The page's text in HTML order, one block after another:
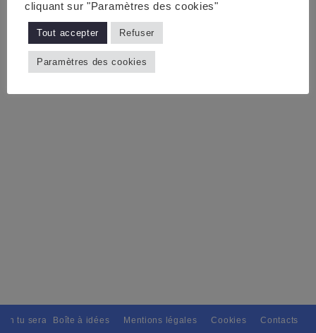
tu seras, Pour tous avec discernement. // L'amitié tu
Boîte à idées Mentions légales Cookies Contacts
cliquant sur "Paramètres des cookies"
Tout accepter Refuser
Paramètres des cookies